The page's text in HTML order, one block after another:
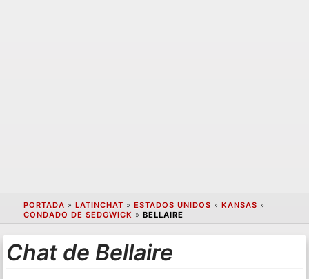
PORTADA » LATINCHAT » ESTADOS UNIDOS » KANSAS »
CONDADO DE SEDGWICK » BELLAIRE
Chat de Bellaire